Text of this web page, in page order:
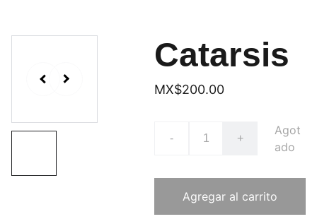
Catarsis
MX$200.00
- +
Agot
ado
Agregar al carrito